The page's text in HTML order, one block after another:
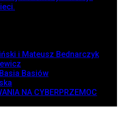
i Mateusz Bednarczyk
Basiów
NA CYBERPRZEMOC